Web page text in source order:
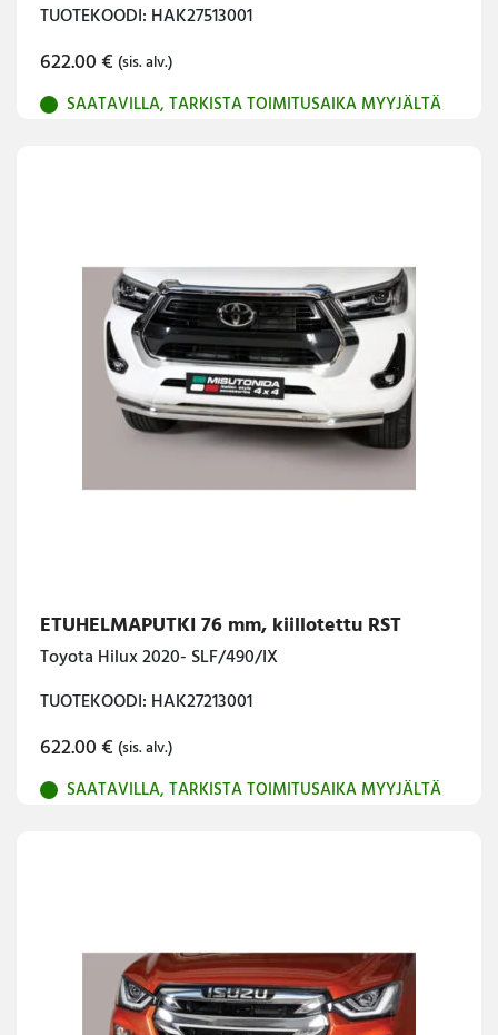
TUOTEKOODI: HAK27513001
622.00€ (sis. alv.)
SAATAVILLA, TARKISTA TOIMITUSAIKA MYYJÄLTÄ
ETUHELMAPUTKI 76 mm, kiillotettu RST
Toyota Hilux 2020- SLF/490/IX
TUOTEKOODI: HAK27213001
622.00€ (sis. alv.)
SAATAVILLA, TARKISTA TOIMITUSAIKA MYYJÄLTÄ